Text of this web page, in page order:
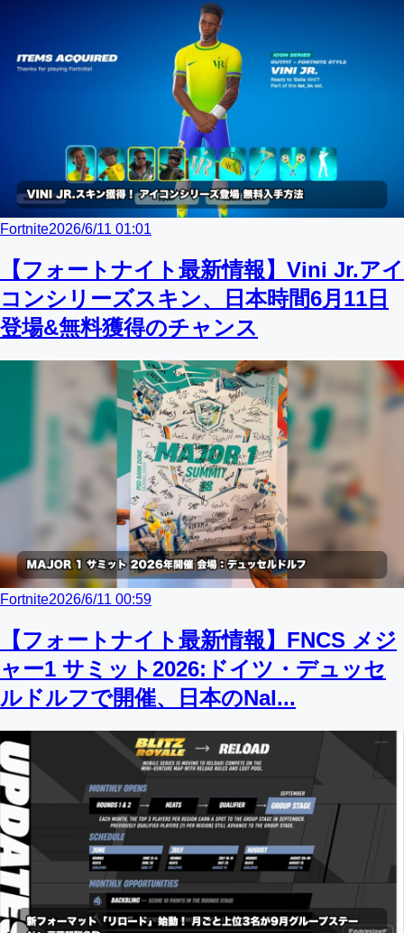
Fortnite2026/6/11 01:01
【フォートナイト最新情報】Vini Jr.アイ
コンシリーズスキン、日本時間6月11日
登場&無料獲得のチャンス
Fortnite2026/6/11 00:59
【フォートナイト最新情報】FNCS メジ
ャー1 サミット2026:ドイツ・デュッセ
ルドルフで開催、日本のNal...